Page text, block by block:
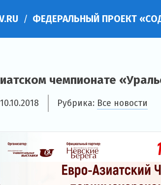
ФЕДЕРАЛЬНЫЙ ПРОЕКТ
чемпионате
10.10.2018 Рубрика: Все новости